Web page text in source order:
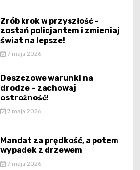
Zrób krok w przyszłość –
zostań policjantem i zmieniaj
świat na lepsze!
7 maja 2026
Deszczowe warunki na
drodze – zachowaj
ostrożność!
7 maja 2026
Mandat za prędkość, a potem
wypadek z drzewem
7 maja 2026